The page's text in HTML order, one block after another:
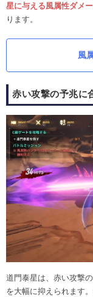
星に与える風属性ダメ
ります。
風
赤い攻撃の予兆に
道門泰星は、赤い攻撃
を大幅に抑えられます